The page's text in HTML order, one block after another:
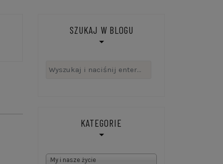
SZUKAJ W BLOGU
Szukaj:
KATEGORIE
Kategorie
My i nasze życie